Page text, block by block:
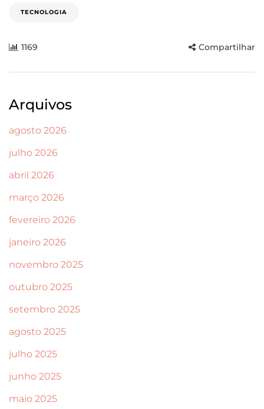
TECNOLOGIA
1169 Compartilhar
Arquivos
agosto 2026
julho 2026
abril 2026
março 2026
fevereiro 2026
janeiro 2026
novembro 2025
outubro 2025
setembro 2025
agosto 2025
julho 2025
junho 2025
maio 2025